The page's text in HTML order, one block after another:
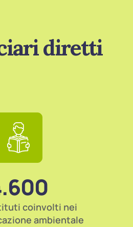
diretti
coinvolti nei
ambientale